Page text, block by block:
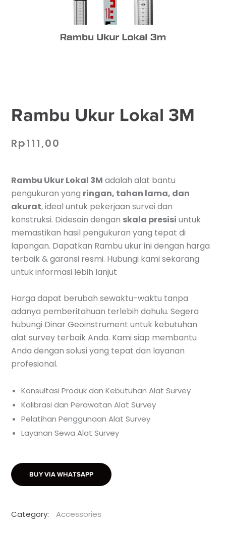
Rambu Ukur Lokal 3M
Rp111,00
Rambu Ukur Lokal 3M adalah alat bantu
pengukuran yang ringan, tahan lama, dan
akurat, ideal untuk pekerjaan survei dan
konstruksi. Didesain dengan skala presisi untuk
memastikan hasil pengukuran yang tepat di
lapangan. Dapatkan Rambu ukur ini dengan harga
terbaik & garansi resmi. Hubungi kami sekarang
untuk informasi lebih lanjut
Harga dapat berubah sewaktu-waktu tanpa
adanya pemberitahuan terlebih dahulu. Segera
hubungi Dinar Geoinstrument untuk kebutuhan
alat survey terbaik Anda. Kami siap membantu
Anda dengan solusi yang tepat dan layanan
profesional.
Konsultasi Produk dan Kebutuhan Alat Survey
Kalibrasi dan Perawatan Alat Survey
Pelatihan Penggunaan Alat Survey
Layanan Sewa Alat Survey
BUY VIA WHATSAPP
Category: Accessories